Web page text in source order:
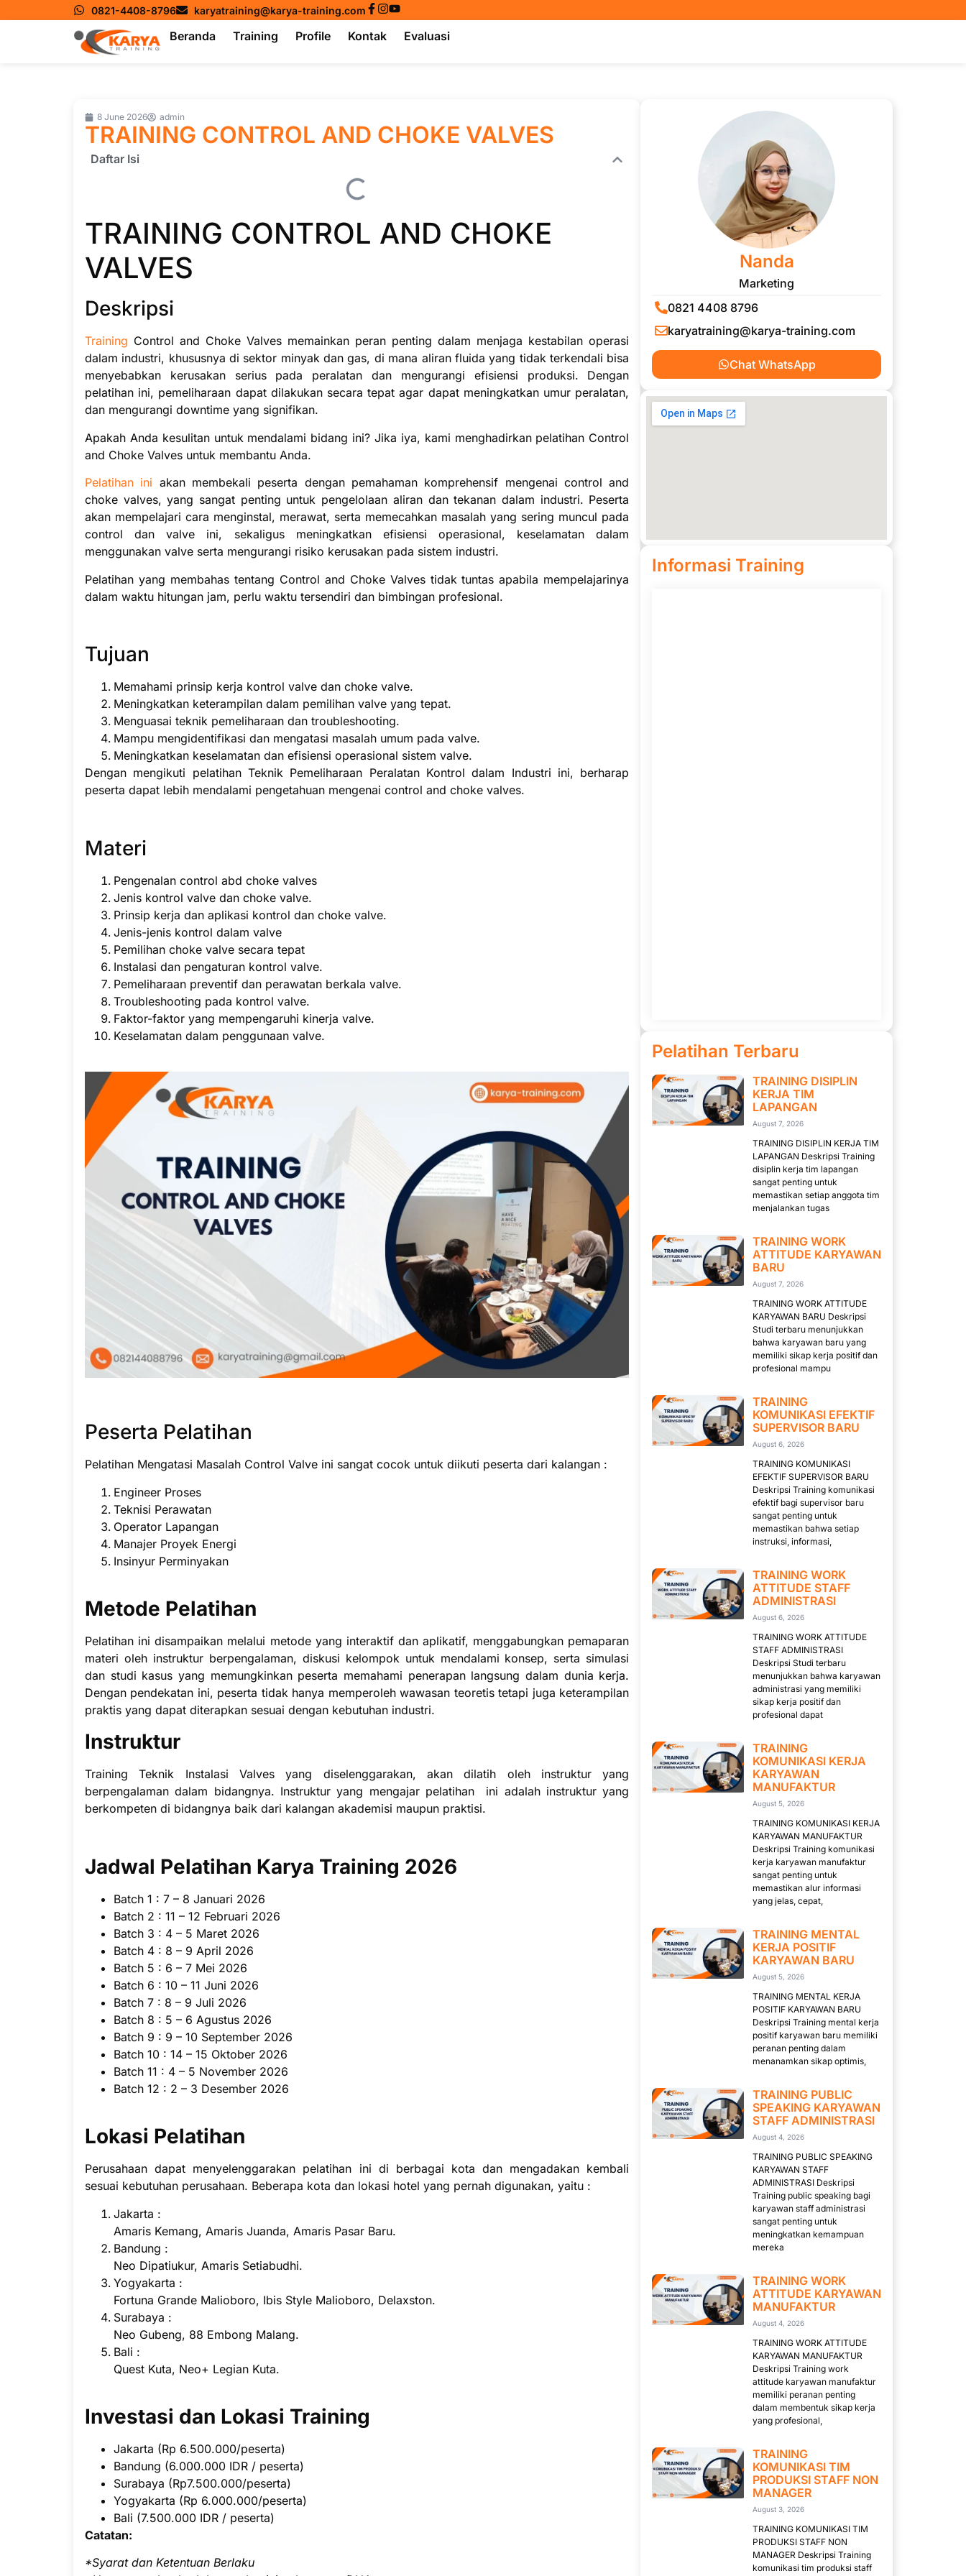
0821-4408-8796 karyatraining@karya-training.com
Beranda Training Profile Kontak Evaluasi
8 June 2026 admin
TRAINING CONTROL AND CHOKE VALVES
Daftar Isi
TRAINING CONTROL AND CHOKE
VALVES
Deskripsi
Training Control and Choke Valves memainkan peran penting dalam menjaga kestabilan operasi
dalam industri, khususnya di sektor minyak dan gas, di mana aliran fluida yang tidak terkendali bisa
menyebabkan kerusakan serius pada peralatan dan mengurangi efisiensi produksi. Dengan
pelatihan ini, pemeliharaan dapat dilakukan secara tepat agar dapat meningkatkan umur peralatan,
dan mengurangi downtime yang signifikan.
Apakah Anda kesulitan untuk mendalami bidang ini? Jika iya, kami menghadirkan pelatihan Control
and Choke Valves untuk membantu Anda.
Pelatihan ini akan membekali peserta dengan pemahaman komprehensif mengenai control and
choke valves, yang sangat penting untuk pengelolaan aliran dan tekanan dalam industri. Peserta
akan mempelajari cara menginstal, merawat, serta memecahkan masalah yang sering muncul pada
control dan valve ini, sekaligus meningkatkan efisiensi operasional, keselamatan dalam
menggunakan valve serta mengurangi risiko kerusakan pada sistem industri.
Pelatihan yang membahas tentang Control and Choke Valves tidak tuntas apabila mempelajarinya
dalam waktu hitungan jam, perlu waktu tersendiri dan bimbingan profesional.
Tujuan
Memahami prinsip kerja kontrol valve dan choke valve.
Meningkatkan keterampilan dalam pemilihan valve yang tepat.
Menguasai teknik pemeliharaan dan troubleshooting.
Mampu mengidentifikasi dan mengatasi masalah umum pada valve.
Meningkatkan keselamatan dan efisiensi operasional sistem valve.
Dengan mengikuti pelatihan Teknik Pemeliharaan Peralatan Kontrol dalam Industri ini, berharap
peserta dapat lebih mendalami pengetahuan mengenai control and choke valves.
Materi
Pengenalan control abd choke valves
Jenis kontrol valve dan choke valve.
Prinsip kerja dan aplikasi kontrol dan choke valve.
Jenis-jenis kontrol dalam valve
Pemilihan choke valve secara tepat
Instalasi dan pengaturan kontrol valve.
Pemeliharaan preventif dan perawatan berkala valve.
Troubleshooting pada kontrol valve.
Faktor-faktor yang mempengaruhi kinerja valve.
Keselamatan dalam penggunaan valve.
Peserta Pelatihan
Pelatihan Mengatasi Masalah Control Valve ini sangat cocok untuk diikuti peserta dari kalangan :
Engineer Proses
Teknisi Perawatan
Operator Lapangan
Manajer Proyek Energi
Insinyur Perminyakan
Metode Pelatihan
Pelatihan ini disampaikan melalui metode yang interaktif dan aplikatif, menggabungkan pemaparan
materi oleh instruktur berpengalaman, diskusi kelompok untuk mendalami konsep, serta simulasi
dan studi kasus yang memungkinkan peserta memahami penerapan langsung dalam dunia kerja.
Dengan pendekatan ini, peserta tidak hanya memperoleh wawasan teoretis tetapi juga keterampilan
praktis yang dapat diterapkan sesuai dengan kebutuhan industri.
Instruktur
Training Teknik Instalasi Valves yang diselenggarakan, akan dilatih oleh instruktur yang
berpengalaman dalam bidangnya. Instruktur yang mengajar pelatihan ini adalah instruktur yang
berkompeten di bidangnya baik dari kalangan akademisi maupun praktisi.
Jadwal Pelatihan Karya Training 2026
Batch 1 : 7 – 8 Januari 2026
Batch 2 : 11 – 12 Februari 2026
Batch 3 : 4 – 5 Maret 2026
Batch 4 : 8 – 9 April 2026
Batch 5 : 6 – 7 Mei 2026
Batch 6 : 10 – 11 Juni 2026
Batch 7 : 8 – 9 Juli 2026
Batch 8 : 5 – 6 Agustus 2026
Batch 9 : 9 – 10 September 2026
Batch 10 : 14 – 15 Oktober 2026
Batch 11 : 4 – 5 November 2026
Batch 12 : 2 – 3 Desember 2026
Lokasi Pelatihan
Perusahaan dapat menyelenggarakan pelatihan ini di berbagai kota dan mengadakan kembali
sesuai kebutuhan perusahaan. Beberapa kota dan lokasi hotel yang pernah digunakan, yaitu :
Jakarta :
Amaris Kemang, Amaris Juanda, Amaris Pasar Baru.
Bandung :
Neo Dipatiukur, Amaris Setiabudhi.
Yogyakarta :
Fortuna Grande Malioboro, Ibis Style Malioboro, Delaxston.
Surabaya :
Neo Gubeng, 88 Embong Malang.
Bali :
Quest Kuta, Neo+ Legian Kuta.
Investasi dan Lokasi Training
Jakarta (Rp 6.500.000/peserta)
Bandung (6.000.000 IDR / peserta)
Surabaya (Rp7.500.000/peserta)
Yogyakarta (Rp 6.000.000/peserta)
Bali (7.500.000 IDR / peserta)
Catatan:
*Syarat dan Ketentuan Berlaku
Nanda
Marketing
0821 4408 8796
karyatraining@karya-training.com
Chat WhatsApp
Informasi Training
Pelatihan Terbaru
TRAINING DISIPLIN
KERJA TIM
LAPANGAN
August 7, 2026
TRAINING DISIPLIN KERJA TIM
LAPANGAN Deskripsi Training
disiplin kerja tim lapangan
sangat penting untuk
memastikan setiap anggota tim
menjalankan tugas
TRAINING WORK
ATTITUDE KARYAWAN
BARU
August 7, 2026
TRAINING WORK ATTITUDE
KARYAWAN BARU Deskripsi
Studi terbaru menunjukkan
bahwa karyawan baru yang
memiliki sikap kerja positif dan
profesional mampu
TRAINING
KOMUNIKASI EFEKTIF
SUPERVISOR BARU
August 6, 2026
TRAINING KOMUNIKASI
EFEKTIF SUPERVISOR BARU
Deskripsi Training komunikasi
efektif bagi supervisor baru
sangat penting untuk
memastikan bahwa setiap
instruksi, informasi,
TRAINING WORK
ATTITUDE STAFF
ADMINISTRASI
August 6, 2026
TRAINING WORK ATTITUDE
STAFF ADMINISTRASI
Deskripsi Studi terbaru
menunjukkan bahwa karyawan
administrasi yang memiliki
sikap kerja positif dan
profesional dapat
TRAINING
KOMUNIKASI KERJA
KARYAWAN
MANUFAKTUR
August 5, 2026
TRAINING KOMUNIKASI KERJA
KARYAWAN MANUFAKTUR
Deskripsi Training komunikasi
kerja karyawan manufaktur
sangat penting untuk
memastikan alur informasi
yang jelas, cepat,
TRAINING MENTAL
KERJA POSITIF
KARYAWAN BARU
August 5, 2026
TRAINING MENTAL KERJA
POSITIF KARYAWAN BARU
Deskripsi Training mental kerja
positif karyawan baru memiliki
peranan penting dalam
menanamkan sikap optimis,
TRAINING PUBLIC
SPEAKING KARYAWAN
STAFF ADMINISTRASI
August 4, 2026
TRAINING PUBLIC SPEAKING
KARYAWAN STAFF
ADMINISTRASI Deskripsi
Training public speaking bagi
karyawan staff administrasi
sangat penting untuk
meningkatkan kemampuan
mereka
TRAINING WORK
ATTITUDE KARYAWAN
MANUFAKTUR
August 4, 2026
TRAINING WORK ATTITUDE
KARYAWAN MANUFAKTUR
Deskripsi Training work
attitude karyawan manufaktur
memiliki peranan penting
dalam membentuk sikap kerja
yang profesional,
TRAINING
KOMUNIKASI TIM
PRODUKSI STAFF NON
MANAGER
August 3, 2026
TRAINING KOMUNIKASI TIM
PRODUKSI STAFF NON
MANAGER Deskripsi Training
komunikasi tim produksi staff